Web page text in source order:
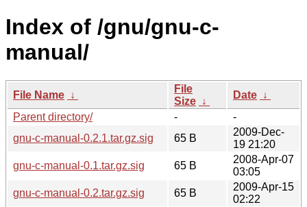
Index of /gnu/gnu-c-
manual/
File Name ↓
File
Size ↓
Date ↓
Parent directory/
-
-
gnu-c-manual-0.2.1.tar.gz.sig
65 B
2009-Dec-
19 21:20
gnu-c-manual-0.1.tar.gz.sig
65 B
2008-Apr-07
03:05
gnu-c-manual-0.2.tar.gz.sig
65 B
2009-Apr-15
02:22